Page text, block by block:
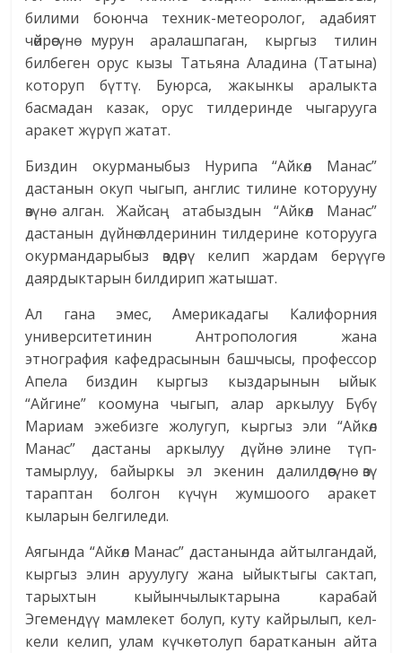
билими боюнча техник-метеоролог, адабият
чөйрөсүнө мурун аралашпаган, кыргыз тилин
билбеген орус кызы Татьяна Аладина (Татына)
которуп бүттү. Буюрса, жакынкы аралыкта
басмадан казак, орус тилдеринде чыгарууга
аракет жүрүп жатат.
Биздин окурманыбыз Нурипа “Айкөл Манас”
дастанын окуп чыгып, англис тилине которууну
өзүнө алган. Жайсаң атабыздын “Айкөл Манас”
дастанын дүйнө элдеринин тилдерине которууга
окурмандарыбыз өздөрү келип жардам берүүгө
даярдыктарын билдирип жатышат.
Ал гана эмес, Америкадагы Калифорния
университетинин Антропология жана
этнография кафедрасынын башчысы, профессор
Апела биздин кыргыз кыздарынын ыйык
“Айгине” коомуна чыгып, алар аркылуу Бүбү
Мариам эжебизге жолугуп, кыргыз эли “Айкөл
Манас” дастаны аркылуу дүйнө элине түп-
тамырлуу, байыркы эл экенин далилдөөсүнө өзү
тараптан болгон күчүн жумшоого аракет
кыларын белгиледи.
Аягында “Айкөл Манас” дастанында айтылгандай,
кыргыз элин аруулугу жана ыйыктыгы сактап,
тарыхтын кыйынчылыктарына карабай
Эгемендүү мамлекет болуп, куту кайрылып, кел-
кели келип, улам күчкө толуп баратканын айта